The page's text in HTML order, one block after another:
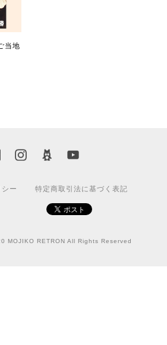
当地
ー 特定商取引法に基づく表記
MOJIKO RETRON All Rights Reserved